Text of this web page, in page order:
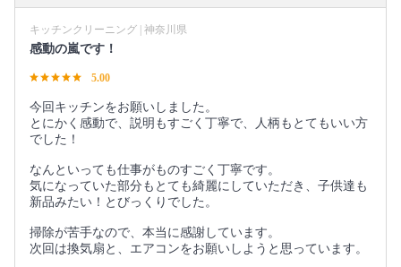
キッチンクリーニング | 神奈川県
感動の嵐です！
5.00
今回キッチンをお願いしました。
とにかく感動で、説明もすごく丁寧で、人柄もとてもいい方
でした！
なんといっても仕事がものすごく丁寧です。
気になっていた部分もとても綺麗にしていただき、子供達も
新品みたい！とびっくりでした。
掃除が苦手なので、本当に感謝しています。
次回は換気扇と、エアコンをお願いしようと思っています。